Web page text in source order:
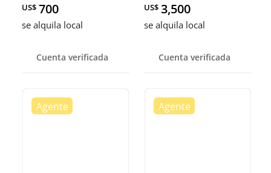
US$ 700
se alquila local
Cuenta verificada
US$ 3,500
se alquila local
Cuenta verificada